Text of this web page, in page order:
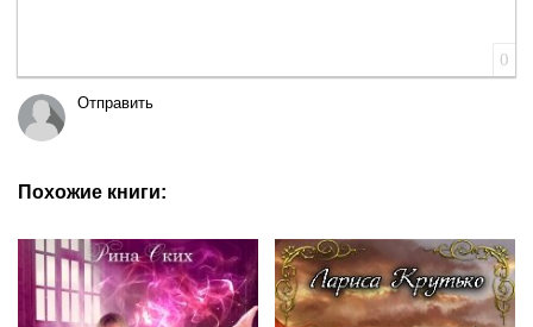
0
Отправить
Похожие книги: